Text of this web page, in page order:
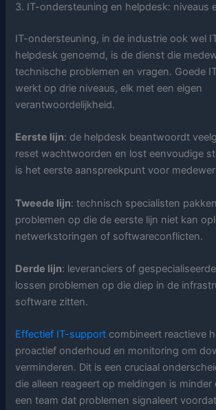
3. IT-ondersteuning en helpdesk: niveaus
IT-ondersteuning, in de industrie ook wel
helpdesk genoemd, is de dienst die
technische problemen en vragen. Goede
werkt op drie niveaus, elk met een eigen
verantwoordelijkheid.
Eerste lijn: de helpdesk beantwoordt
reset wachtwoorden en lost eenvoudige
is het eerste aanspreekpunt voor
Tweede lijn: technisch specialisten
problemen op die de eerste lijn niet kan
netwerkstoringen of softwareconflicten.
Derde lijn: leveranciers of
lossen problemen op die diep in de
software zitten.
Effectief IT-support combineert reactieve
proactief onderhoud en monitoring om
verminderen. Dit is een cruciaal
die alleen reageert op meldingen is
een team dat problemen signaleert